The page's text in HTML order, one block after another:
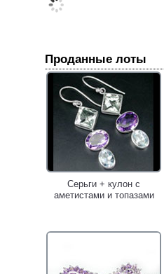
Проданные лоты
Серьги + кулон с
аметистами и топазами